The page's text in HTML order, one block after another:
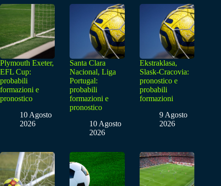
Plymouth Exeter,
EFL Cup:
probabili
formazioni e
pronostico
10 Agosto
2026
Santa Clara
Nacional, Liga
Portugal:
probabili
formazioni e
pronostico
10 Agosto
2026
Ekstraklasa,
Slask-Cracovia:
pronostico e
probabili
formazioni
9 Agosto
2026